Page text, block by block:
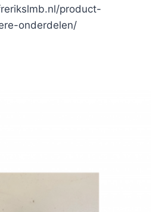
product-
onderdelen/